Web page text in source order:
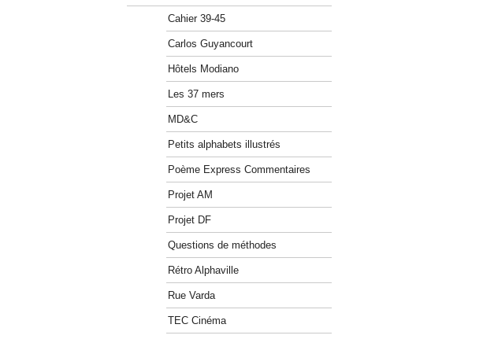
Cahier 39-45
Carlos Guyancourt
Hôtels Modiano
Les 37 mers
MD&C
Petits alphabets illustrés
Poème Express Commentaires
Projet AM
Projet DF
Questions de méthodes
Rétro Alphaville
Rue Varda
TEC Cinéma